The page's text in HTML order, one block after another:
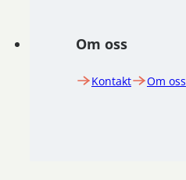
Om oss
Kontakt Om oss